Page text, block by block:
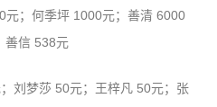
元；何季坪 1000元；善清 6000
善信 538元
刘梦莎 50元；王梓凡 50元；张